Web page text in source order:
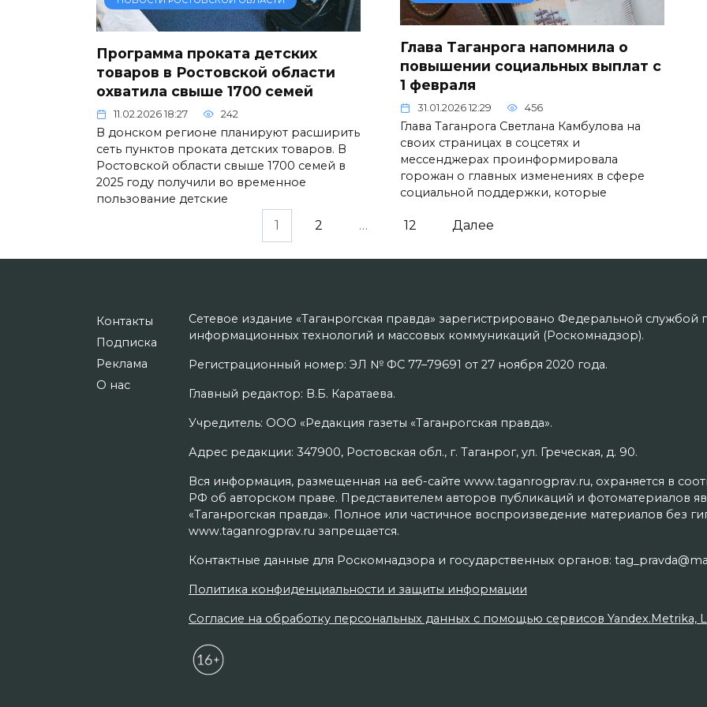
Программа проката детских
товаров в Ростовской области
охватила свыше 1700 семей
11.02.2026 18:27 242
В донском регионе планируют расширить
сеть пунктов проката детских товаров. В
Ростовской области свыше 1700 семей в
2025 году получили во временное
пользование детские
Глава Таганрога напомнила о
повышении социальных выплат с
1 февраля
31.01.2026 12:29 456
Глава Таганрога Светлана Камбулова на
своих страницах в соцсетях и
мессенджерах проинформировала
горожан о главных изменениях в сфере
социальной поддержки, которые
1 2 … 12 Далее
Контакты
Подписка
Реклама
О нас
Сетевое издание «Таганрогская правда» зарегистрировано Федеральной службой
информационных технологий и массовых коммуникаций (Роскомнадзор).
Регистрационный номер: ЭЛ № ФС 77–79691 от 27 ноября 2020 года.
Главный редактор: В.Б. Каратаева.
Учредитель: ООО «Редакция газеты «Таганрогская правда».
Адрес редакции: 347900, Ростовская обл., г. Таганрог, ул. Греческая, д. 90.
Вся информация, размещенная на веб-сайте www.taganrogprav.ru, охраняется в
РФ об авторском праве. Представителем авторов публикаций и фотоматериалов
«Таганрогская правда». Полное или частичное воспроизведение материалов без
www.taganrogprav.ru запрещается.
Контактные данные для Роскомнадзора и государственных органов:
Политика конфиденциальности и защиты информации
Согласие на обработку персональных данных с помощью сервисов Yandex.Metrika,